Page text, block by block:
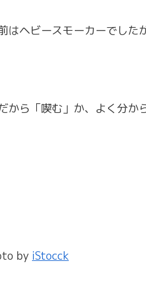
ヘビースモーカーでしたが
から「喫む」か、よく分か
by iStocck